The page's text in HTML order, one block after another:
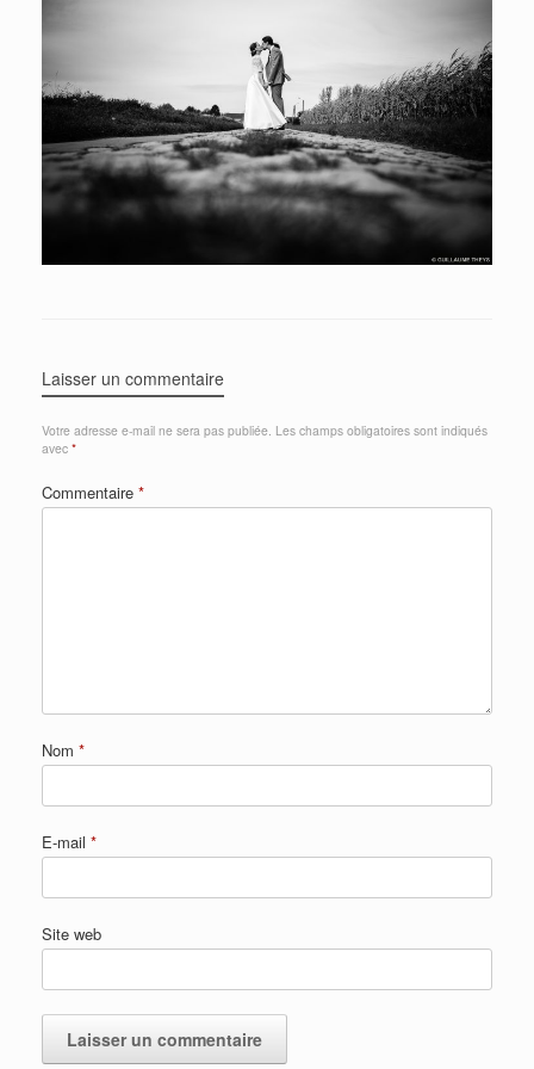
Laisser un commentaire
Votre adresse e-mail ne sera pas publiée. Les champs obligatoires sont indiqués
avec *
Commentaire *
Nom *
E-mail *
Site web